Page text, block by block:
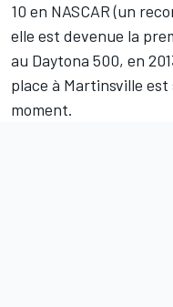
10 en NASCAR (un
elle est devenue la
au Daytona 500, en
place à Martinsville
moment.